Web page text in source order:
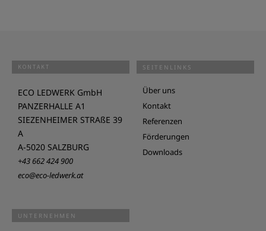
KONTAKT
ECO LEDWERK GmbH
PANZERHALLE A1
SIEZENHEIMER STRAßE 39
A
A-5020 SALZBURG
+43 662 424 900
eco@eco-ledwerk.at
SEITENLINKS
Über uns
Kontakt
Referenzen
Förderungen
Downloads
UNTERNEHMEN